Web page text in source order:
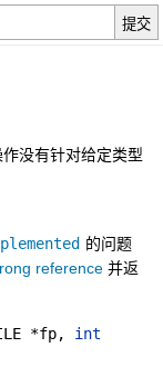
没有针对给定类型
的问题
reference 并返
*fp, int